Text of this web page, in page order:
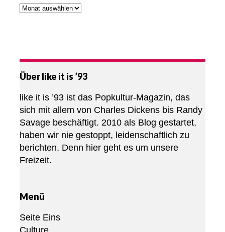
Über like it is ’93
like it is ’93 ist das Popkultur-Magazin, das
sich mit allem von Charles Dickens bis Randy
Savage beschäftigt. 2010 als Blog gestartet,
haben wir nie gestoppt, leidenschaftlich zu
berichten. Denn hier geht es um unsere
Freizeit.
Menü
Seite Eins
Culture